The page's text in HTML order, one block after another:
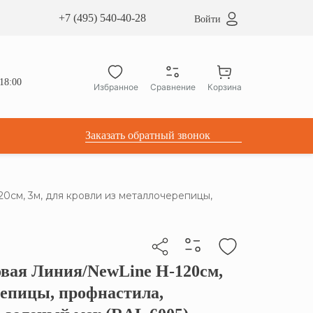
+7 (495) 540-40-28 Войти
Избранное Сравнение Корзина
лестницы ATICCO
Заказать обратный звонок
3м, для кровли из металлочерепицы,
скопировать прямую ссылку
Линия/NewLine H-120см,
профнастила,